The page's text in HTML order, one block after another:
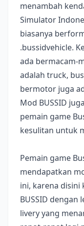
menambah
Simulator
biasanya
.bussidvehicle.
ada bermacam-
adalah truck,
bermotor juga
Mod BUSSID
pemain game
kesulitan untuk
Pemain game
mendapatkan
ini, karena disini
BUSSID dengan
livery yang